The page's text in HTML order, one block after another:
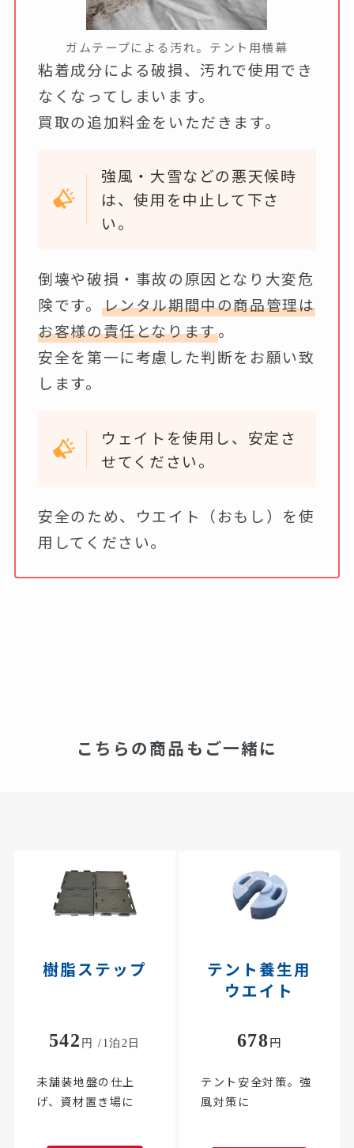
ガムテープによる汚れ。テント用横幕
粘着成分による破損、汚れで使用でき
なくなってしまいます。
買取の追加料金をいただきます。
強風・大雪などの悪天候時
は、使用を中止して下さ
い。
倒壊や破損・事故の原因となり大変危
険です。 レンタル期間中の商品管理は
お客様の責任となります。
安全を第一に考慮した判断をお願い致
します。
ウェイトを使用し、安定さ
せてください。
安全のため、ウエイト（おもし）を使
用してください。
こちらの商品もご一緒に
樹脂ステップ
542 円 /1泊2日
未舗装地盤の仕上
げ、資材置き場に
テント養生用
ウエイト
678円
テント安全対策。強
風対策に